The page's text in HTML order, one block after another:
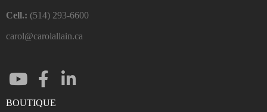
Cell.: (514) 293-6600
carol@carolallain.ca
BOUTIQUE